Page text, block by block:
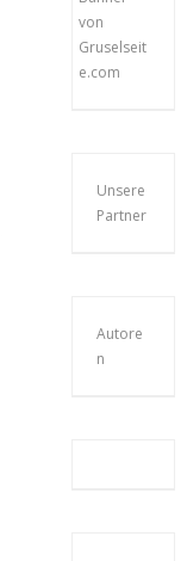
Unsere
Partner
Autore
n